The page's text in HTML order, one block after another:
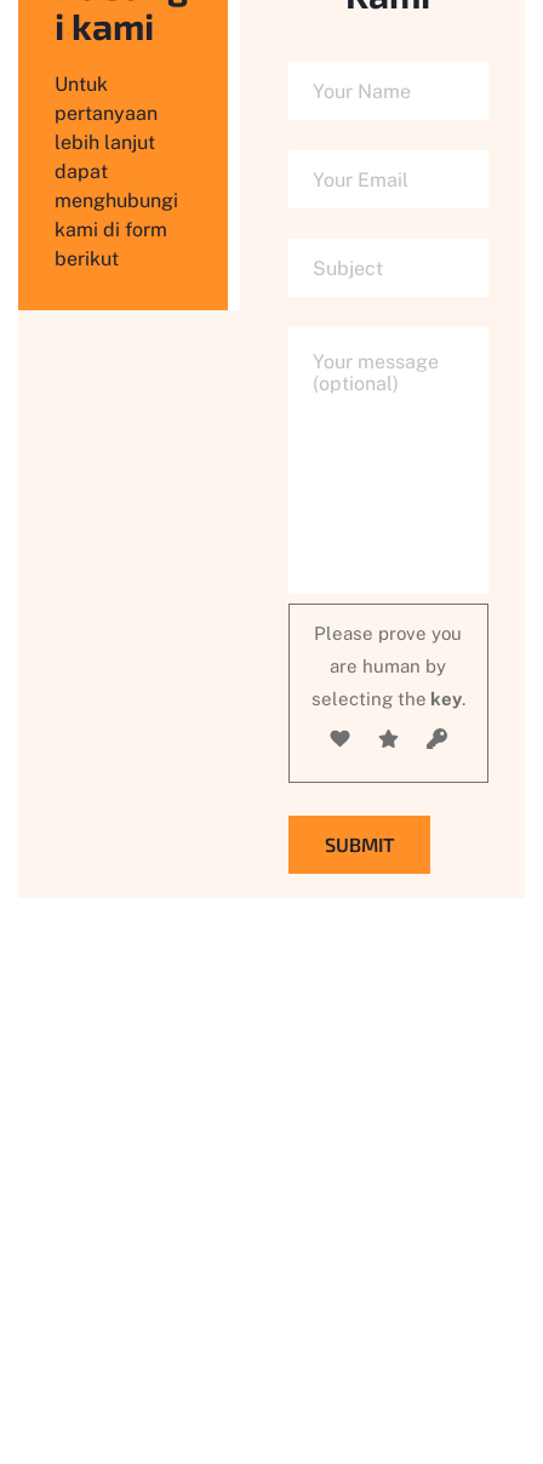
i kami
Untuk
pertanyaan
lebih lanjut
dapat
menghubungi
kami di form
berikut
Please prove you
are human by
selecting the key.